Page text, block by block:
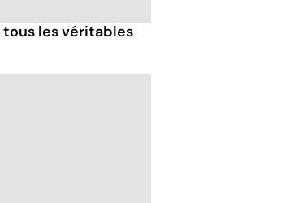
tous les véritables